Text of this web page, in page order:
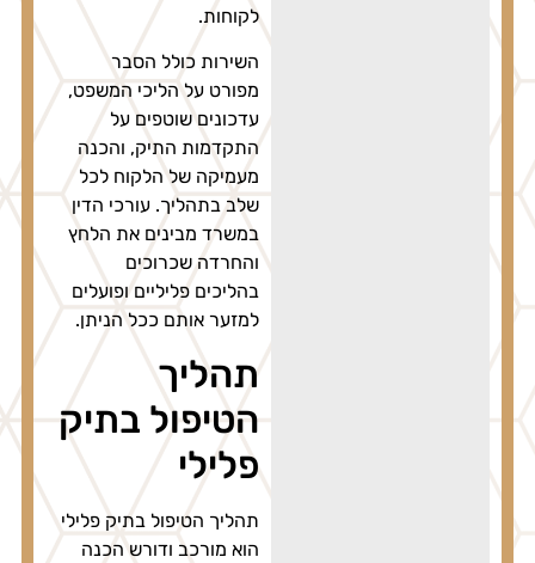
לקוחות.
השירות כולל הסבר
מפורט על הליכי המשפט,
עדכונים שוטפים על
התקדמות התיק, והכנה
מעמיקה של הלקוח לכל
שלב בתהליך. עורכי הדין
במשרד מבינים את הלחץ
והחרדה שכרוכים
בהליכים פליליים ופועלים
למזער אותם ככל הניתן.
תהליך
הטיפול בתיק
פלילי
תהליך הטיפול בתיק פלילי
הוא מורכב ודורש הכנה